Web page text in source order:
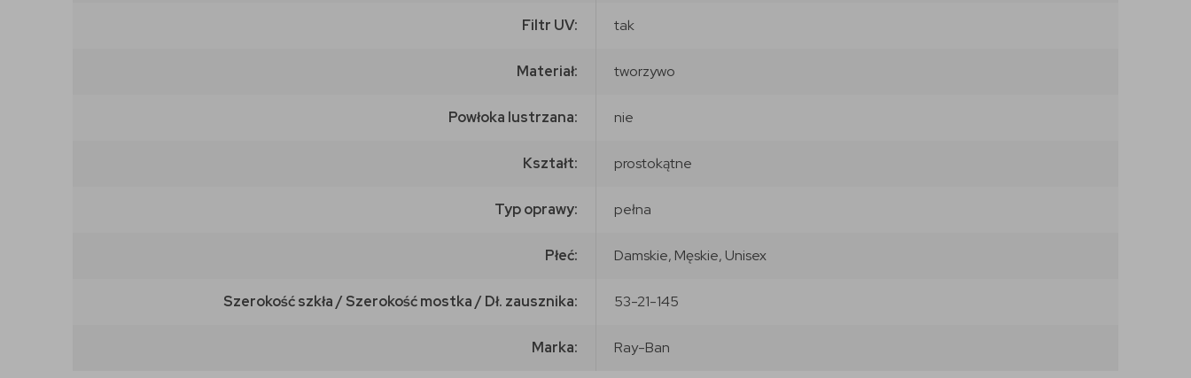
Filtr UV: tak
Materiał: tworzywo
Powłoka lustrzana: nie
Kształt: prostokątne
Typ oprawy: pełna
Płeć: Damskie, Męskie, Unisex
Szerokość szkła / Szerokość mostka / Dł. zausznika: 53-21-145
Marka: Ray-Ban